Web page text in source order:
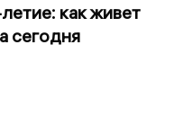
как живет
сегодня